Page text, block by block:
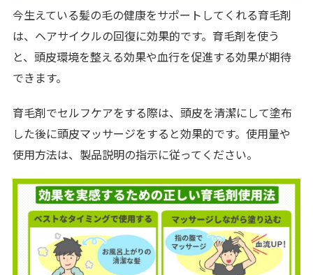
今生えている髪の毛の健康をサポートしてくれる育毛剤
は、ヘアサイクルの回復に効果的です。育毛剤を使う
と、頭皮環境を整える効果や血行を促進する効果が期待
できます。
育毛剤でセルフケアをする際は、頭皮を清潔にして塗布
した後に頭皮マッサージをすると効果的です。使用量や
使用方法は、製品説明の指示に従ってください。